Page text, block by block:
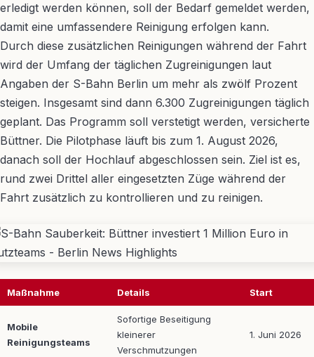
erledigt werden können, soll der Bedarf gemeldet werden,
damit eine umfassendere Reinigung erfolgen kann.
Durch diese zusätzlichen Reinigungen während der Fahrt
wird der Umfang der täglichen Zugreinigungen laut
Angaben der S-Bahn Berlin um mehr als zwölf Prozent
steigen. Insgesamt sind dann 6.300 Zugreinigungen täglich
geplant. Das Programm soll verstetigt werden, versicherte
Büttner. Die Pilotphase läuft bis zum 1. August 2026,
danach soll der Hochlauf abgeschlossen sein. Ziel ist es,
rund zwei Drittel aller eingesetzten Züge während der
Fahrt zusätzlich zu kontrollieren und zu reinigen.
Maßnahme Details Start
Mobile
Reinigungsteams
Sofortige Beseitigung
kleinerer
Verschmutzungen
1. Juni 2026